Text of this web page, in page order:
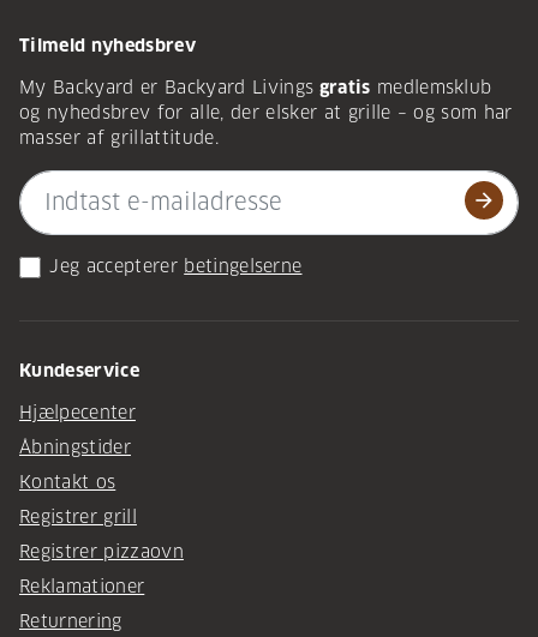
Tilmeld nyhedsbrev
My Backyard er Backyard Livings gratis medlemsklub
og nyhedsbrev for alle, der elsker at grille – og som har
masser af grillattitude.
arrow_forward
Jeg accepterer betingelserne
Kundeservice
Hjælpecenter
Åbningstider
Kontakt os
Registrer grill
Registrer pizzaovn
Reklamationer
Returnering